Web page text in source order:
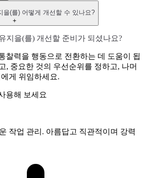
을(를) 어떻게 개선할 수 있나요?
+
지을(를) 개선할 준비가 되셨나요?
찰력을 행동으로 전환하는 데 도움이 됩
, 중요한 것의 우선순위를 정하고, 나머
게 위임하세요.
용해 보세요
작업 관리. 아름답고 직관적이며 강력